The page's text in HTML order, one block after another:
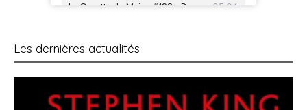
Les dernières actualités